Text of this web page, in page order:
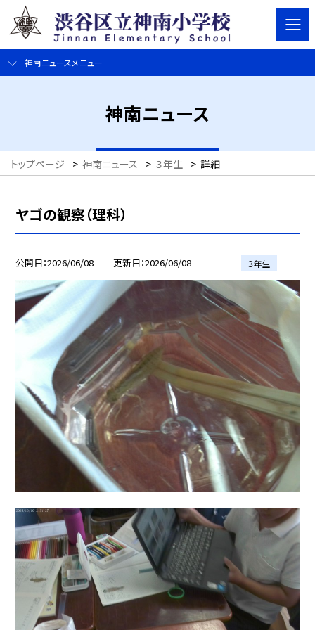
神南ニュースメニュー
神南ニュース
トップページ > 神南ニュース > ３年生 > 詳細
ヤゴの観察（理科）
公開日 2026/06/08 更新日 2026/06/08 ３年生